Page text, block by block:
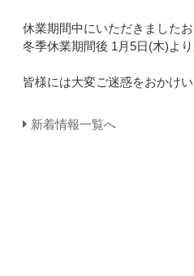
休業期間中にいただきました
冬季休業期間後 1月5日(木)よ
皆様には大変ご迷惑をおかけ
新着情報一覧へ